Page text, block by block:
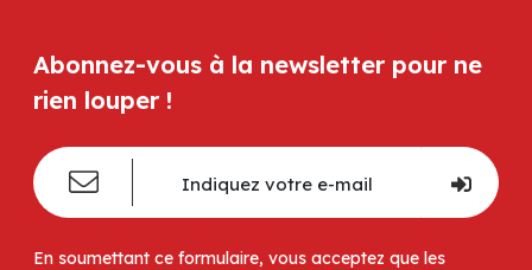
Abonnez-vous à la newsletter pour ne
rien louper !
En soumettant ce formulaire, vous acceptez que les